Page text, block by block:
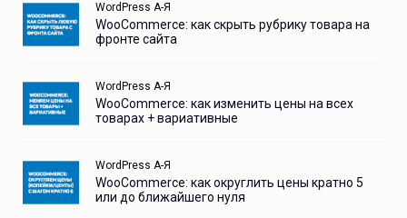
WordPress А-Я
WooCommerce: как скрыть рубрику товара на
фронте сайта
WordPress А-Я
WooCommerce: как изменить цены на всех
товарах + вариативные
WordPress А-Я
WooCommerce: как округлить цены кратно 5
или до ближайшего нуля